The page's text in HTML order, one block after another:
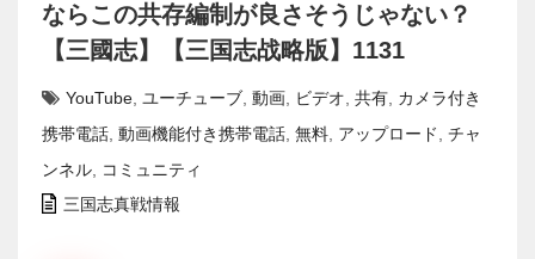
ならこの共存編制が良さそうじゃない？
【三國志】【三国志战略版】1131
YouTube ユーチューブ 動画 ビデオ 共有 カメラ付き
携帯電話 動画機能付き携帯電話 無料 アップロード
チャ
ンネル
コミュニティ
三国志真戦情報